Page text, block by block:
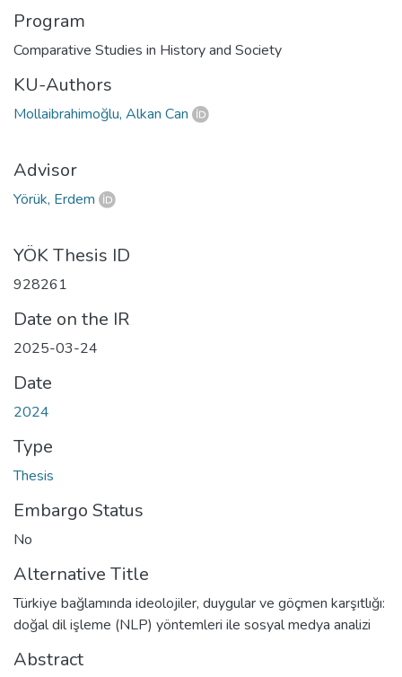
Program
Comparative Studies in History and Society
KU-Authors
Mollaibrahimoğlu, Alkan Can
Advisor
Yörük, Erdem
YÖK Thesis ID
928261
Date on the IR
2025-03-24
Date
2024
Type
Thesis
Embargo Status
No
Alternative Title
Türkiye bağlamında ideolojiler, duygular ve göçmen karşıtlığı:
doğal dil işleme (NLP) yöntemleri ile sosyal medya analizi
Abstract